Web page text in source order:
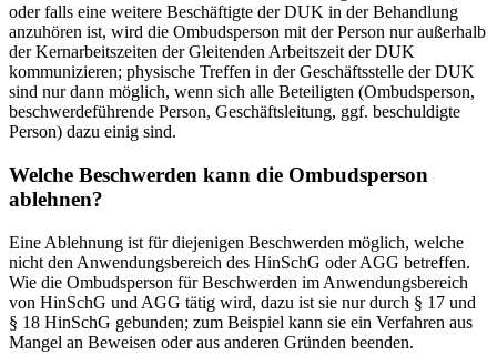
oder falls eine weitere Beschäftigte der DUK in der Behandlung
anzuhören ist, wird die Ombudsperson mit der Person nur außerhalb
der Kernarbeitszeiten der Gleitenden Arbeitszeit der DUK
kommunizieren; physische Treffen in der Geschäftsstelle der DUK
sind nur dann möglich, wenn sich alle Beteiligten (Ombudsperson,
beschwerdeführende Person, Geschäftsleitung, ggf. beschuldigte
Person) dazu einig sind.
Welche Beschwerden kann die Ombudsperson
ablehnen?
Eine Ablehnung ist für diejenigen Beschwerden möglich, welche
nicht den Anwendungsbereich des HinSchG oder AGG betreffen.
Wie die Ombudsperson für Beschwerden im Anwendungsbereich
von HinSchG und AGG tätig wird, dazu ist sie nur durch § 17 und
§ 18 HinSchG gebunden; zum Beispiel kann sie ein Verfahren aus
Mangel an Beweisen oder aus anderen Gründen beenden.